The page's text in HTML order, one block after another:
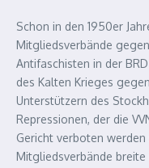
Schon in den 1950er
Mitgliedsverbände
Antifaschisten in der
des Kalten Krieges
Unterstützern des
Repressionen, der die
Gericht verboten
Mitgliedsverbände